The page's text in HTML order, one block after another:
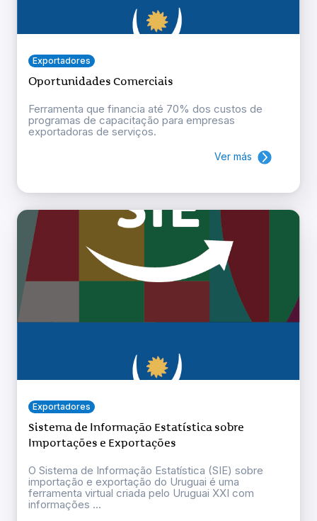
Exportadores
Oportunidades Comerciais
Ferramenta que financia até 70% dos custos de
programas de capacitação para empresas
exportadoras de serviços.
Ver más
Exportadores
Sistema de Informação Estatística sobre
Importações e Exportações
O Sistema de Informação Estatística (SIE) sobre
importação e exportação do Uruguai é uma
ferramenta virtual criada pelo Uruguai XXI com
informações ...